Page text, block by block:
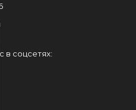
в соцсетях: